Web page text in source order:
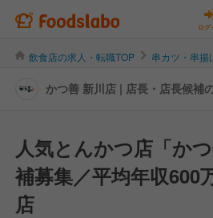
ログ
飲食店の求人・転職TOP 串カツ・串揚
かつ善 新川店 | 店長・店長候補
人気とんかつ店「か
補募集／平均年収600
店